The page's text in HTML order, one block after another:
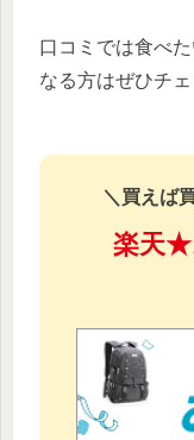
口コミでは食べ
なる方はぜひチ
＼買えば
楽天★